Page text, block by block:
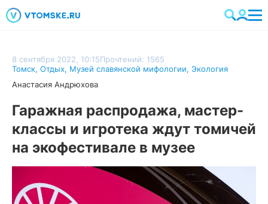
8 сентября 2022, 10:15Прочтений: 1565
Томск, Отдых, Музей славянской мифологии, Экология
Анастасия Андрюхова
Гаражная распродажа, мастер-
классы и игротека ждут томичей
на экофестивале в музее